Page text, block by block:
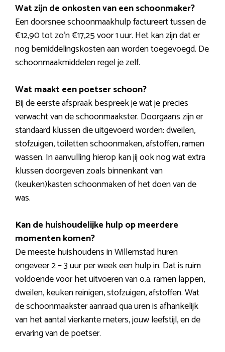
Wat zijn de onkosten van een schoonmaker?
Een doorsnee schoonmaakhulp factureert tussen de
€12,90 tot zo’n €17,25 voor 1 uur. Het kan zijn dat er
nog bemiddelingskosten aan worden toegevoegd. De
schoonmaakmiddelen regel je zelf.
Wat maakt een poetser schoon?
Bij de eerste afspraak bespreek je wat je precies
verwacht van de schoonmaakster. Doorgaans zijn er
standaard klussen die uitgevoerd worden: dweilen,
stofzuigen, toiletten schoonmaken, afstoffen, ramen
wassen. In aanvulling hierop kan jij ook nog wat extra
klussen doorgeven zoals binnenkant van
(keuken)kasten schoonmaken of het doen van de
was.
Kan de huishoudelijke hulp op meerdere
momenten komen?
De meeste huishoudens in Willemstad huren
ongeveer 2 – 3 uur per week een hulp in. Dat is ruim
voldoende voor het uitvoeren van o.a. ramen lappen,
dweilen, keuken reinigen, stofzuigen, afstoffen. Wat
de schoonmaakster aanraad qua uren is afhankelijk
van het aantal vierkante meters, jouw leefstijl, en de
ervaring van de poetser.